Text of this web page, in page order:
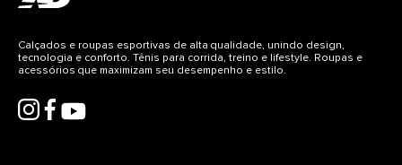
Calçados e roupas esportivas de alta qualidade, unindo design,
tecnologia e conforto. Tênis para corrida, treino e lifestyle. Roupas e
acessórios que maximizam seu desempenho e estilo.